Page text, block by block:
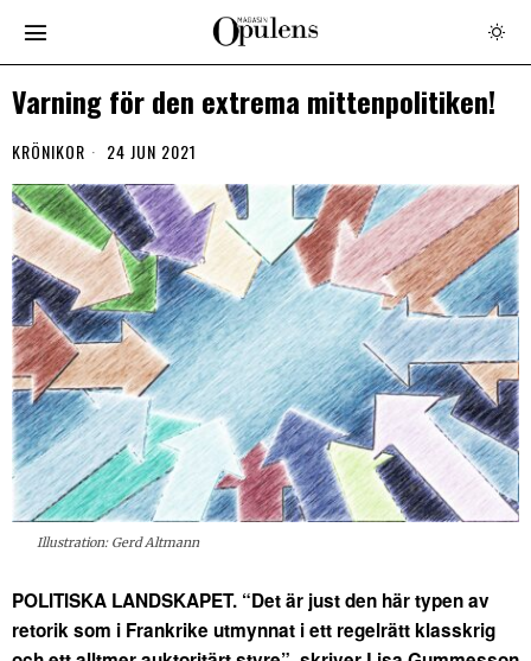
Varning för den extrema mittenpolitiken!
KRÖNIKOR 24 JUN 2021
Illustration: Gerd Altmann
POLITISKA LANDSKAPET. “Det är just den här typen av
retorik som i Frankrike utmynnat i ett regelrätt klasskrig